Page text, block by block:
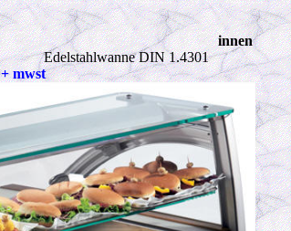
innen
Edelstahlwanne DIN 1.4301
+ mwst